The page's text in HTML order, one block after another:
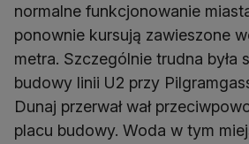
normalne funkcjonowanie
ponownie kursują zawieszone
metra. Szczególnie trudna była
budowy linii U2 przy
Dunaj przerwał wał
placu budowy. Woda w tym